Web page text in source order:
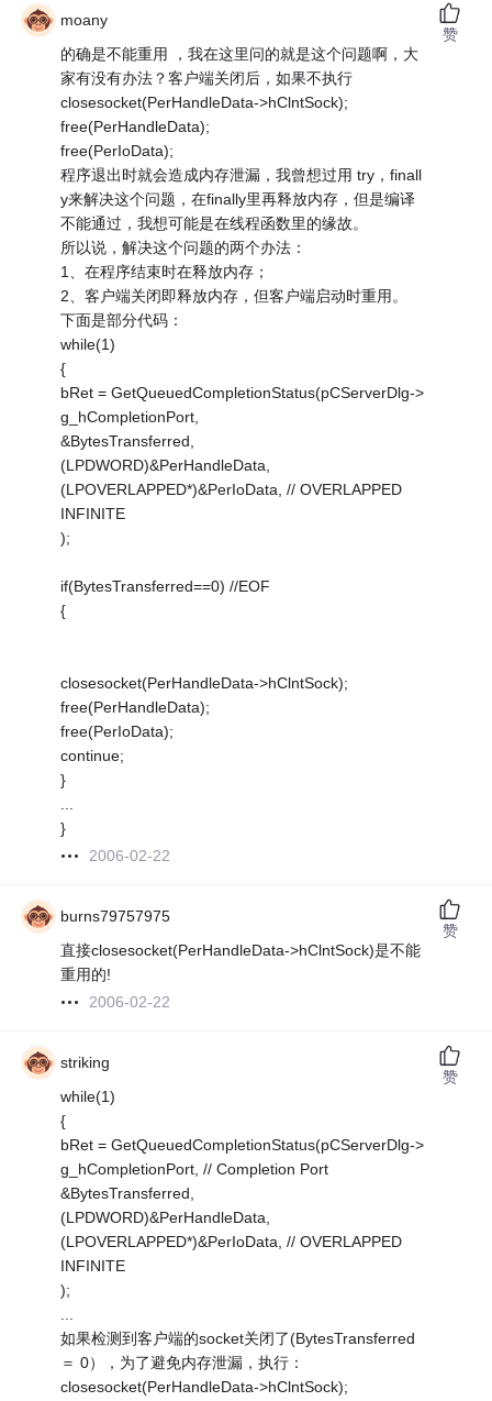
moany
的确是不能重用 ，我在这里问的就是这个问题啊，大
家有没有办法？客户端关闭后，如果不执行
closesocket(PerHandleData->hClntSock);
free(PerHandleData);
free(PerIoData);
程序退出时就会造成内存泄漏，我曾想过用 try，finall
y来解决这个问题，在finally里再释放内存，但是编译
不能通过，我想可能是在线程函数里的缘故。
所以说，解决这个问题的两个办法：
1、在程序结束时在释放内存；
2、客户端关闭即释放内存，但客户端启动时重用。
下面是部分代码：
while(1)
{
bRet = GetQueuedCompletionStatus(pCServerDlg->
g_hCompletionPort,
&BytesTransferred,
(LPDWORD)&PerHandleData,
(LPOVERLAPPED*)&PerIoData, // OVERLAPPED
INFINITE
);
if(BytesTransferred==0) //EOF
{
closesocket(PerHandleData->hClntSock);
free(PerHandleData);
free(PerIoData);
continue;
}
...
}
2006-02-22
赞
burns79757975
直接closesocket(PerHandleData->hClntSock)是不能
重用的!
2006-02-22
赞
striking
while(1)
{
bRet = GetQueuedCompletionStatus(pCServerDlg->
g_hCompletionPort, // Completion Port
&BytesTransferred,
(LPDWORD)&PerHandleData,
(LPOVERLAPPED*)&PerIoData, // OVERLAPPED
INFINITE
);
...
如果检测到客户端的socket关闭了(BytesTransferred
＝ 0），为了避免内存泄漏，执行：
closesocket(PerHandleData->hClntSock);
赞